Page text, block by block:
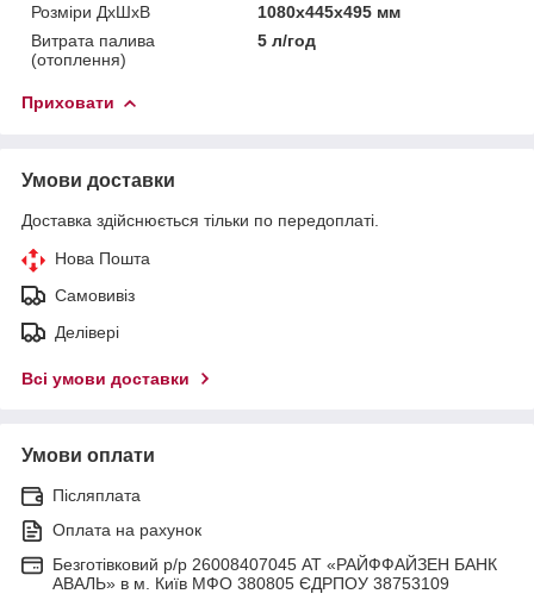
Розміри ДхШхВ
1080х445х495 мм
Витрата палива
(отоплення)
5 л/год
Приховати
Умови доставки
Доставка здійснюється тільки по передоплаті.
Нова Пошта
Самовивіз
Делівері
Всі умови доставки
Умови оплати
Післяплата
Оплата на рахунок
Безготівковий р/р 26008407045 АТ «РАЙФФАЙЗЕН БАНК
АВАЛЬ» в м. Київ МФО 380805 ЄДРПОУ 38753109